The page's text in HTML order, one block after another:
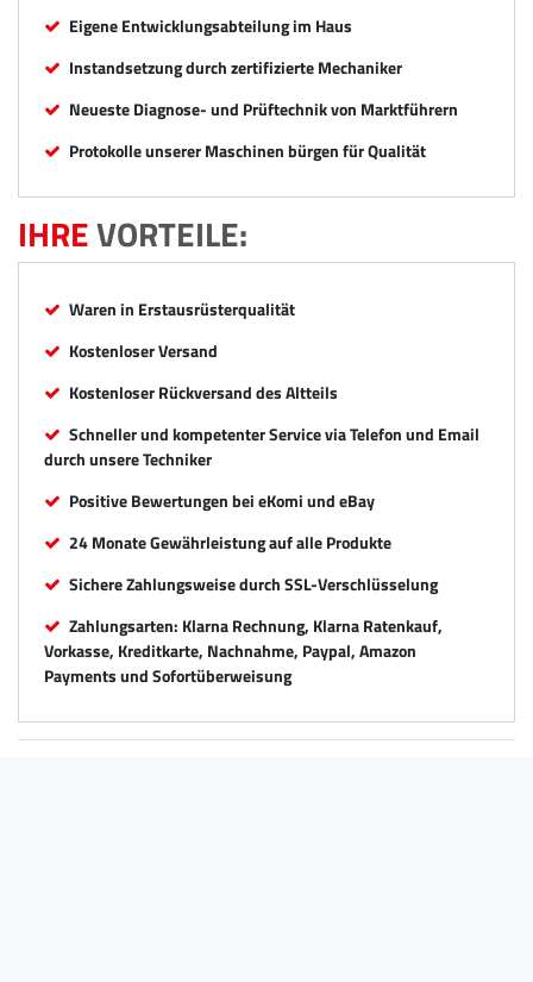
Eigene Entwicklungsabteilung im Haus
Instandsetzung durch zertifizierte Mechaniker
Neueste Diagnose- und Prüftechnik von Marktführern
Protokolle unserer Maschinen bürgen für Qualität
IHREVORTEILE:
Waren in Erstausrüsterqualität
Kostenloser Versand
Kostenloser Rückversand des Altteils
Schneller und kompetenter Service via Telefon und Email
durch unsere Techniker
Positive Bewertungen bei eKomi und eBay
24 Monate Gewährleistung auf alle Produkte
Sichere Zahlungsweise durch SSL-Verschlüsselung
Zahlungsarten: Klarna Rechnung, Klarna Ratenkauf,
Vorkasse, Kreditkarte, Nachnahme, Paypal, Amazon
Payments und Sofortüberweisung